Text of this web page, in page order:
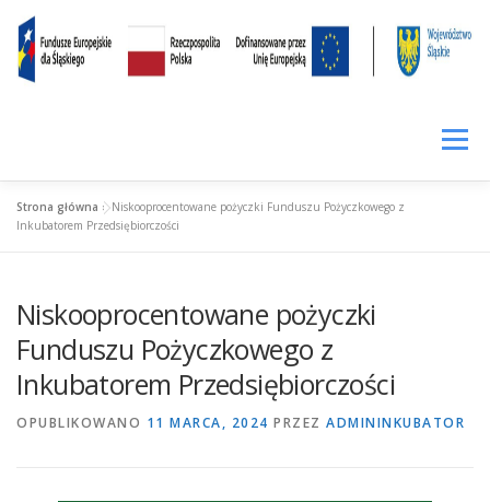
treści
treści
Menu
SIŁA KOMPETENCJI
WYNAJEM PROWADZENIE FACEBOOKA
WIRTUALNE BIURO FUNDUSZ POŻYCZKOWY
Strona główna »Niskooprocentowane pożyczki Funduszu Pożyczkowego z
Inkubatorem Przedsiębiorczości
Niskooprocentowane pożyczki
Funduszu Pożyczkowego z
Inkubatorem Przedsiębiorczości
OPUBLIKOWANO 11 MARCA, 2024 PRZEZ ADMININKUBATOR